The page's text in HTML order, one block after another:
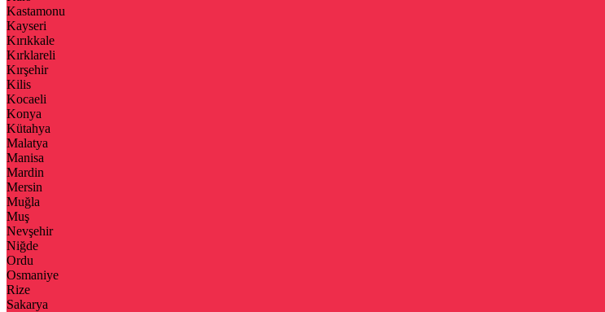
Kastamonu
Kayseri
Kırıkkale
Kırklareli
Kırşehir
Kilis
Kocaeli
Konya
Kütahya
Malatya
Manisa
Mardin
Mersin
Muğla
Muş
Nevşehir
Niğde
Ordu
Osmaniye
Rize
Sakarya